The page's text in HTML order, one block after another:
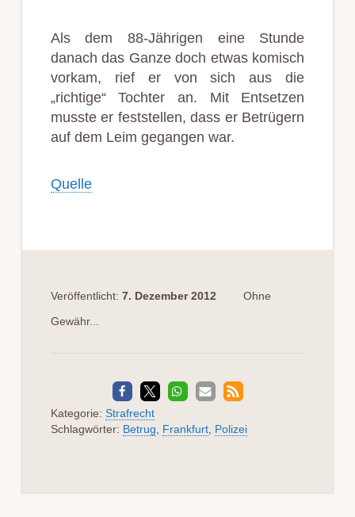
Als dem 88-Jährigen eine Stunde
danach das Ganze doch etwas komisch
vorkam, rief er von sich aus die
„richtige“ Tochter an. Mit Entsetzen
musste er feststellen, dass er Betrügern
auf dem Leim gegangen war.
Quelle
Veröffentlicht: 7. Dezember 2012
Ohne
Gewähr...
Kategorie: Strafrecht
Schlagwörter: Betrug Frankfurt, Polizei